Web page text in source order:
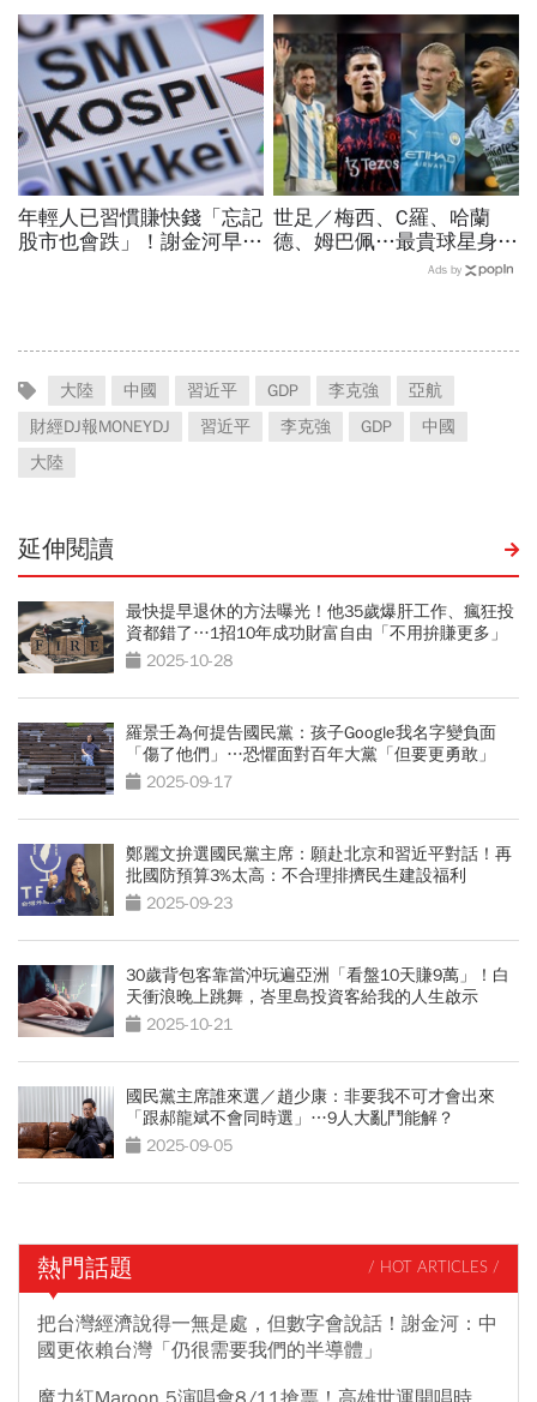
經濟壓力成天然避孕藥？
喊還很低：今年仍會漲很大
年輕人已習慣賺快錢「忘記
股市也會跌」！謝金河早一
世足／梅西、C羅、哈蘭
德、姆巴佩…最貴球星身價
73億！選手排行出爐，法
Ads by
大陸 中國 習近平 GDP 李克強
亞航
財經DJ報MONEYDJ
習近平 李克強 GDP
中國
大陸
延伸閱讀
最快提早退休的方法曝光！他35歲爆肝工作、瘋狂投
資都錯了…1招10年成功財富自由「不用拚賺更多」
2025-10-28
羅景壬為何提告國民黨：孩子Google我名字變負面
「傷了他們」…恐懼面對百年大黨「但要更勇敢」
2025-09-17
鄭麗文拚選國民黨主席：願赴北京和習近平對話！再
批國防預算3%太高：不合理排擠民生建設福利
2025-09-23
30歲背包客靠當沖玩遍亞洲「看盤10天賺9萬」！白
天衝浪晚上跳舞，峇里島投資客給我的人生啟示
2025-10-21
國民黨主席誰來選／趙少康：非要我不可才會出來
「跟郝龍斌不會同時選」…9人大亂鬥能解？
2025-09-05
熱門話題 / HOT ARTICLES /
把台灣經濟說得一無是處，但數字會說話！謝金河：中
國更依賴台灣「仍很需要我們的半導體」